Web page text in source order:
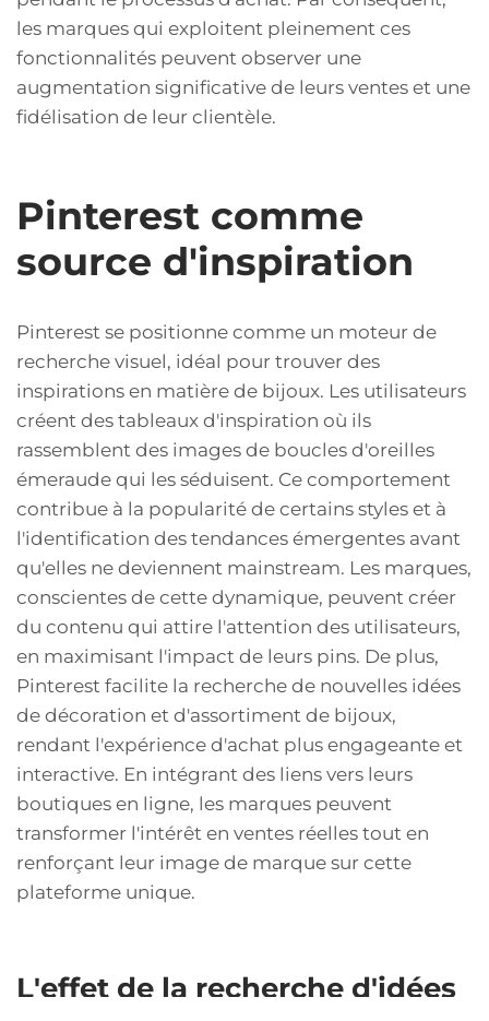
les marques qui exploitent pleinement ces
fonctionnalités peuvent observer une
augmentation significative de leurs ventes et une
fidélisation de leur clientèle.
Pinterest comme
source d'inspiration
Pinterest se positionne comme un moteur de
recherche visuel, idéal pour trouver des
inspirations en matière de bijoux. Les utilisateurs
créent des tableaux d'inspiration où ils
rassemblent des images de boucles d'oreilles
émeraude qui les séduisent. Ce comportement
contribue à la popularité de certains styles et à
l'identification des tendances émergentes avant
qu'elles ne deviennent mainstream. Les marques,
conscientes de cette dynamique, peuvent créer
du contenu qui attire l'attention des utilisateurs,
en maximisant l'impact de leurs pins. De plus,
Pinterest facilite la recherche de nouvelles idées
de décoration et d'assortiment de bijoux,
rendant l'expérience d'achat plus engageante et
interactive. En intégrant des liens vers leurs
boutiques en ligne, les marques peuvent
transformer l'intérêt en ventes réelles tout en
renforçant leur image de marque sur cette
plateforme unique.
L'effet de la recherche d'idées